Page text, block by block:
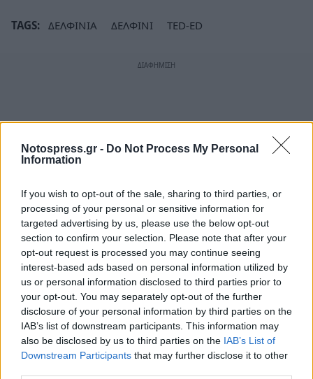
Notospress.gr - Do Not Process My Personal
Information
If you wish to opt-out of the sale, sharing to third parties, or
processing of your personal or sensitive information for
targeted advertising by us, please use the below opt-out
section to confirm your selection. Please note that after your
opt-out request is processed you may continue seeing
interest-based ads based on personal information utilized by
us or personal information disclosed to third parties prior to
your opt-out. You may separately opt-out of the further
disclosure of your personal information by third parties on the
IAB’s list of downstream participants. This information may
also be disclosed by us to third parties on the IAB’s List of
Downstream Participants that may further disclose it to other
TAGS: ΔΕΛΦΙΝΙΑ ΔΕΛΦΙΝΙ TED-ED